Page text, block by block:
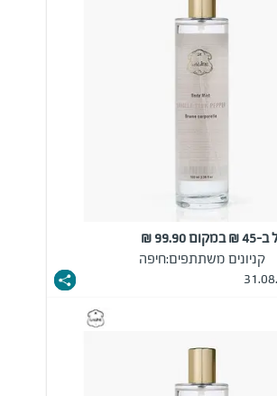
קניונים משתתפים:חיפה